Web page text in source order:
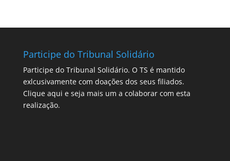
Participe do Tribunal Solidário
Participe do Tribunal Solidário. O TS é mantido
exlcusivamente com doações dos seus filiados.
Clique aqui e seja mais um a colaborar com esta
realização.